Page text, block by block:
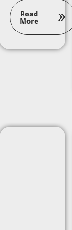
Read
More